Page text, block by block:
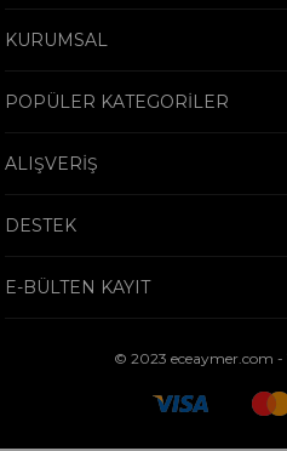
KURUMSAL
POPÜLER KATEGORİLER
ALIŞVERİŞ
DESTEK
E-BÜLTEN KAYIT
© 2023 eceaymer.com -